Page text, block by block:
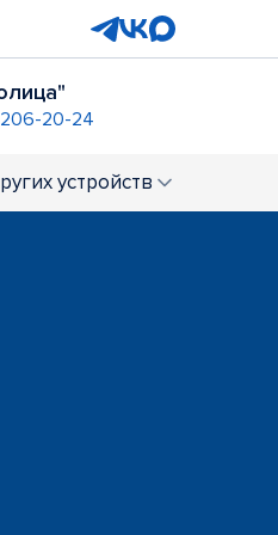
20-24
25 устройств